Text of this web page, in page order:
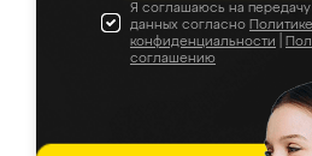
Я соглашаюсь на
данных согласно Политике
конфиденциальности
соглашению